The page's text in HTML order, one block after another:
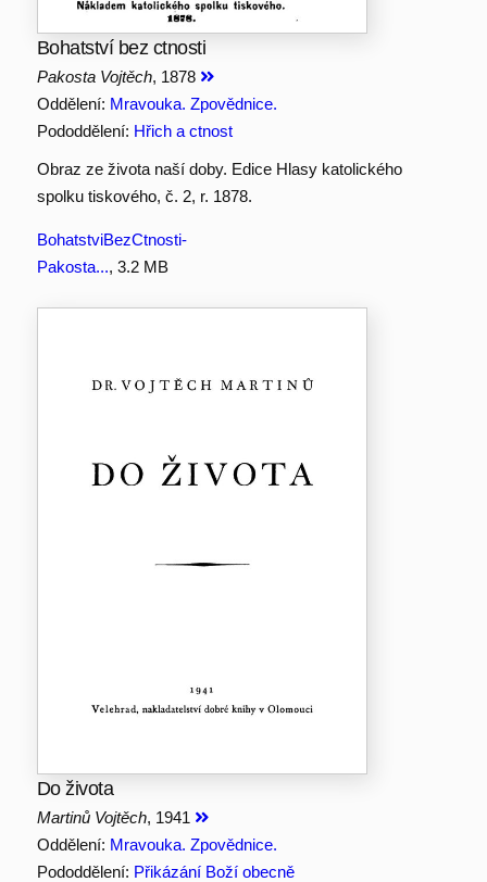
Bohatství bez ctnosti
Pakosta Vojtěch, 1878
Oddělení: Mravouka. Zpovědnice.
Pododdělení: Hřich a ctnost
Obraz ze života naší doby. Edice Hlasy katolického
spolku tiskového, č. 2, r. 1878.
BohatstviBezCtnosti-
Pakosta..., 3.2 MB
Do života
Martinů Vojtěch, 1941
Oddělení: Mravouka. Zpovědnice.
Pododdělení: Přikázání Boží obecně